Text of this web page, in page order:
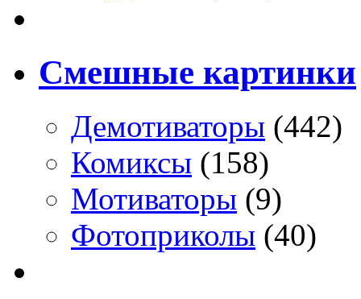
Смешные картинки
Демотиваторы (442)
Комиксы (158)
Мотиваторы (9)
Фотоприколы (40)